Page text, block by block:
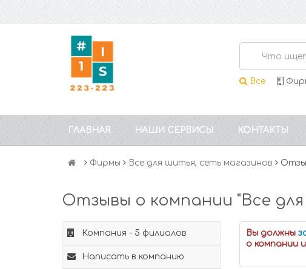
Все
ГЛАВНАЯ НАШИ СЕРВИСЫ КОНТАКТЫ
Фирмы Все для шитья, сеть магазинов
Отзывы о компании "Все
Компания - 5 филиалов
Написать в компанию
Вы должны
о компании